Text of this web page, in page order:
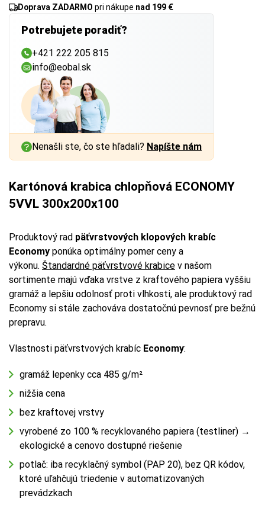
Doprava ZADARMO pri nákupe nad 199 €
Potrebujete poradiť?
+421 222 205 815
info@eobal.sk
Nenašli ste, čo ste hľadali? Napíšte nám
Kartónová krabica chlopňová ECONOMY
5VVL 300x200x100
Produktový rad päťvrstvových klopových krabíc
Economy ponúka optimálny pomer ceny a
výkonu. Štandardné päťvrstvové krabice v našom
sortimente majú vďaka vrstve z kraftového papiera vyššiu
gramáž a lepšiu odolnosť proti vlhkosti, ale produktový rad
Economy si stále zachováva dostatočnú pevnosť pre bežnú
prepravu.
Vlastnosti päťvrstvových krabíc Economy:
gramáž lepenky cca 485 g/m²
nižšia cena
bez kraftovej vrstvy
vyrobené zo 100 % recyklovaného papiera (testliner) →
ekologické a cenovo dostupné riešenie
potlač: iba recyklačný symbol (PAP 20), bez QR kódov,
ktoré uľahčujú triedenie v automatizovaných
prevádzkach